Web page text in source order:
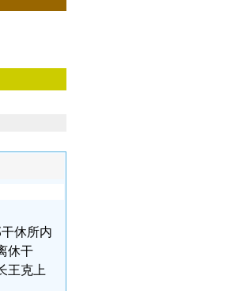
休所内
休干
王克上